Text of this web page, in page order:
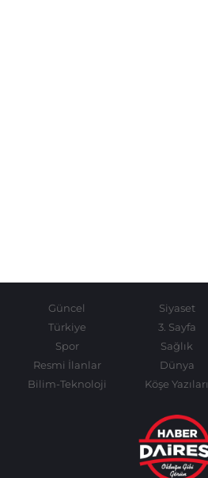
Güncel Siyaset
Türkiye
3. Sayfa
Spor
Sağlık
Resmi İlanlar
Dünya
Bilim-Teknoloji
Köşe Yazıları